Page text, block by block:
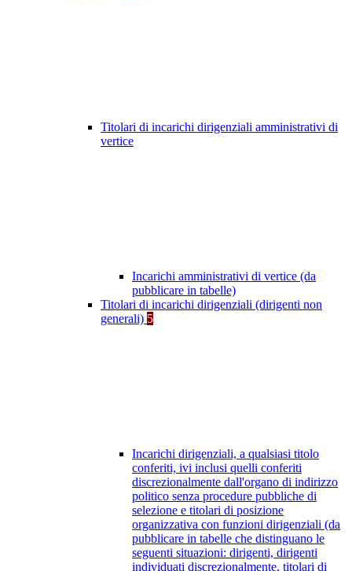
Titolari di incarichi dirigenziali amministrativi di
vertice
Incarichi amministrativi di vertice (da
pubblicare in tabelle)
Titolari di incarichi dirigenziali (dirigenti non
generali) 5
Incarichi dirigenziali, a qualsiasi titolo
conferiti, ivi inclusi quelli conferiti
discrezionalmente dall'organo di indirizzo
politico senza procedure pubbliche di
selezione e titolari di posizione
organizzativa con funzioni dirigenziali (da
pubblicare in tabelle che distinguano le
seguenti situazioni: dirigenti, dirigenti
individuati discrezionalmente, titolari di